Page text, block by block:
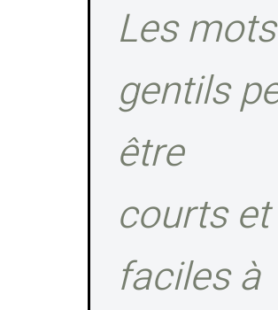
Les mots
gentils
être
courts et
faciles à